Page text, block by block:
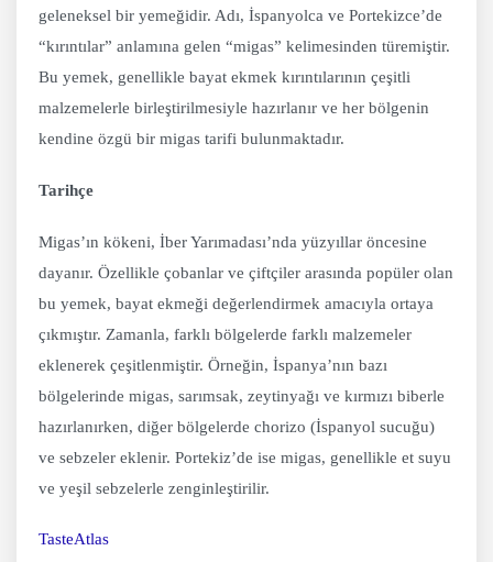
geleneksel bir yemeğidir. Adı, İspanyolca ve Portekizce’de
“kırıntılar” anlamına gelen “migas” kelimesinden türemiştir.
Bu yemek, genellikle bayat ekmek kırıntılarının çeşitli
malzemelerle birleştirilmesiyle hazırlanır ve her bölgenin
kendine özgü bir migas tarifi bulunmaktadır.
Tarihçe
Migas’ın kökeni, İber Yarımadası’nda yüzyıllar öncesine
dayanır. Özellikle çobanlar ve çiftçiler arasında popüler olan
bu yemek, bayat ekmeği değerlendirmek amacıyla ortaya
çıkmıştır. Zamanla, farklı bölgelerde farklı malzemeler
eklenerek çeşitlenmiştir. Örneğin, İspanya’nın bazı
bölgelerinde migas, sarımsak, zeytinyağı ve kırmızı biberle
hazırlanırken, diğer bölgelerde chorizo (İspanyol sucuğu)
ve sebzeler eklenir. Portekiz’de ise migas, genellikle et suyu
ve yeşil sebzelerle zenginleştirilir.
TasteAtlas